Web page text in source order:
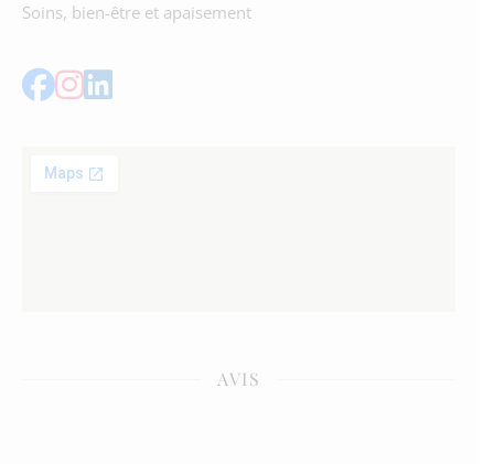
Soins, bien-être et apaisement
AVIS